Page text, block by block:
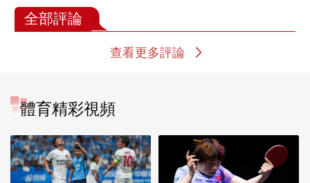
全部評論
查看更多評論
體育精彩視頻